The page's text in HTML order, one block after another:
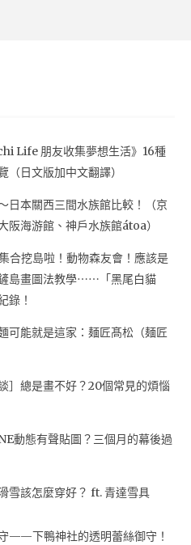
Life 朋友收集夢想生活》16種
（日文版加中文翻譯）
日本關西三間水族館比較！（京
阪海游館、神戶水族館átoa）
合挖島啦！動物森友會！應該是
島畫圖法教學⋯⋯「黑尾白貓
錄！
可能就是這家：麺匠髙松（麺匠
］總是畫不好？20個常見的煩惱
動態有聲貼圖？三個月的幕後過
雪該怎麼穿好？ ft. 青達雪具
——下鴨神社的透明蕾絲御守！